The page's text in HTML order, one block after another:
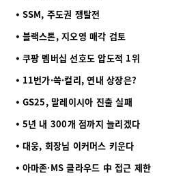
⦁ SSM, 주도권 쟁탈전
⦁ 블랙스톤, 지오영 매각 검토
⦁ 쿠팡 멤버십 선호도 압도적 1위
⦁ 11번가·쓱·컬리, 연내 상장은?
⦁ GS25, 말레이시아 진출 실패
⦁ 5년 내 300개 점까지 늘리겠다
⦁ 대웅, 회장님 이커머스 키운다
⦁ 아마존·MS 클라우드 中 접근 제한